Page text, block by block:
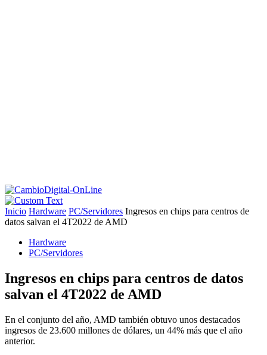
Inicio Hardware PC/Servidores Ingresos en chips para centros de
datos salvan el 4T2022 de AMD
Hardware
PC/Servidores
Ingresos en chips para centros de datos
salvan el 4T2022 de AMD
En el conjunto del año, AMD también obtuvo unos destacados
ingresos de 23.600 millones de dólares, un 44% más que el año
anterior.